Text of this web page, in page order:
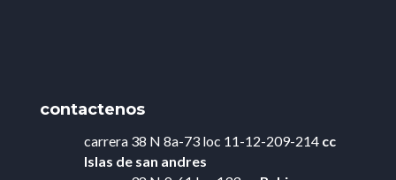
contactenos
carrera 38 N 8a-73 loc 11-12-209-214 cc
Islas de san andres